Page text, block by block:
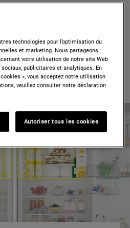
congélateur Low Frost ou
ajustables pour tirer
espace et accueillir tous les
technologies pour l’optimisation du
et marketing. Nous partageons
votre utilisation de notre site Web
publicitaires et analytiques. En
», vous acceptez notre utilisation
veuillez consulter notre déclaration
Autoriser tous les cookies